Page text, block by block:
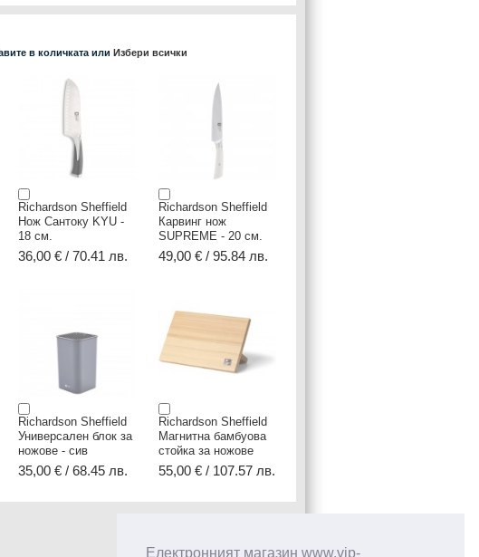
Електронният магазин www.vip-
в количката или Избери всички
Richardson Sheffield
Нож Сантоку KYU -
18 см.
36,00 € / 70.41 лв.
Richardson Sheffield
Карвинг нож
SUPREME - 20 см.
49,00 € / 95.84 лв.
Richardson Sheffield
Универсален блок за
ножове - сив
35,00 € / 68.45 лв.
Richardson Sheffield
Магнитна бамбуова
стойка за ножове
55,00 € / 107.57 лв.